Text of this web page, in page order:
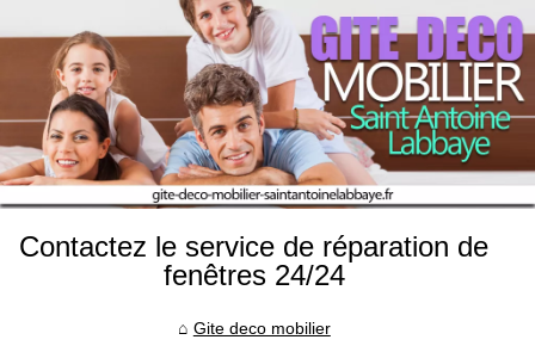
Contactez le service de réparation de
fenêtres 24/24
Gite deco mobilier